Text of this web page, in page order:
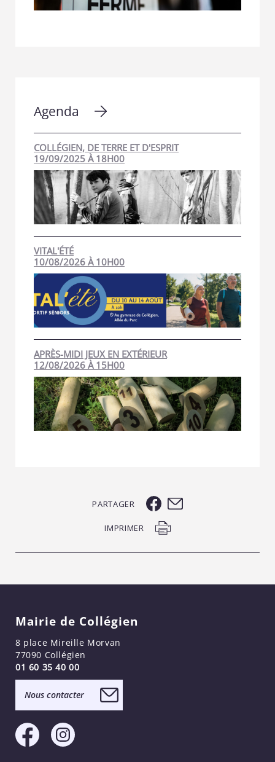
Agenda
COLLÉGIEN, DE TERRE ET D'ESPRIT
19/09/2025 À 18H00
VITAL'ÉTÉ
10/08/2026 À 10H00
APRÈS-MIDI JEUX EN EXTÉRIEUR
12/08/2026 À 15H00
PARTAGER
IMPRIMER
Mairie de Collégien
8 place Mireille Morvan
77090 Collégien
01 60 35 40 00
Nous contacter